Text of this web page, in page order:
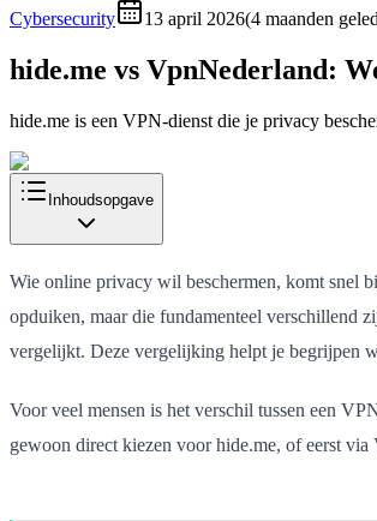
Cybersecurity 13 april 2026(4 maanden
hide.me vs VpnNederland:
hide.me is een VPN-dienst die je privacy
Inhoudsopgave
Wie online privacy wil beschermen, komt snel
opduiken, maar die fundamenteel verschillend
vergelijkt. Deze vergelijking helpt je begrijpen
Voor veel mensen is het verschil tussen een
gewoon direct kiezen voor hide.me, of eerst